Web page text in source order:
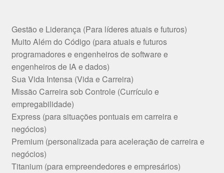
Gestão e Liderança (Para líderes atuais e futuros)
Muito Além do Código (para atuais e futuros
programadores e engenheiros de software e
engenheiros de IA e dados)
Sua Vida Intensa (Vida e Carreira)
Missão Carreira sob Controle (Currículo e
empregabilidade)
Express (para situações pontuais em carreira e
negócios)
Premium (personalizada para aceleração de carreira e
negócios)
Titanium (para empreendedores e empresários)